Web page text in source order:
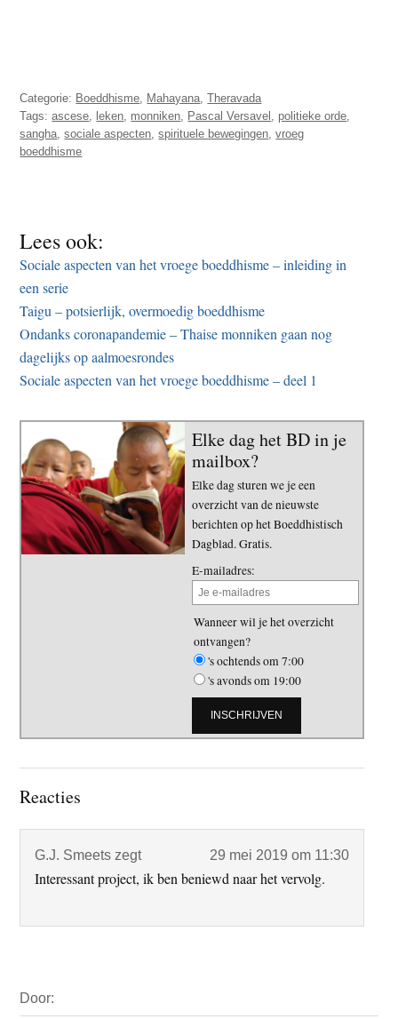
Categorie: Boeddhisme, Mahayana,Theravada
Tags:ascese, leken, monniken, Pascal Versavel , politieke orde,
sangha,sociale aspecten,spirituele bewegingen,vroeg
boeddhisme
Lees ook:
Sociale aspecten van het vroege boeddhisme – inleiding in
een serie
Taigu – potsierlijk, overmoedig boeddhisme
Ondanks coronapandemie – Thaise monniken gaan nog
dagelijks op aalmoesrondes
Sociale aspecten van het vroege boeddhisme – deel 1
Elke dag het BD in je
mailbox?
Elke dag sturen we je een
overzicht van de nieuwste
berichten op het Boeddhistisch
Dagblad. Gratis.
E-mailadres:
Wanneer wil je het overzicht
ontvangen?
's ochtends om 7:00
's avonds om 19:00
Lees
Reacties
G.J. Smeets zegt 29 mei 2019 om 11:30
Interessant project, ik ben beniewd naar het vervolg.
Sidebar
Door: